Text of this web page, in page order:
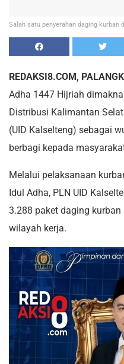
Salah satu penyerahan daging kurban
REDAKSI8.COM,
Adha 1447 Hijriah
Distribusi Kalimantan
(UID Kalselteng) sebagai
berbagi kepada
Melalui pelaksanaan
Idul Adha, PLN UID
3.288 paket daging
wilayah kerja.